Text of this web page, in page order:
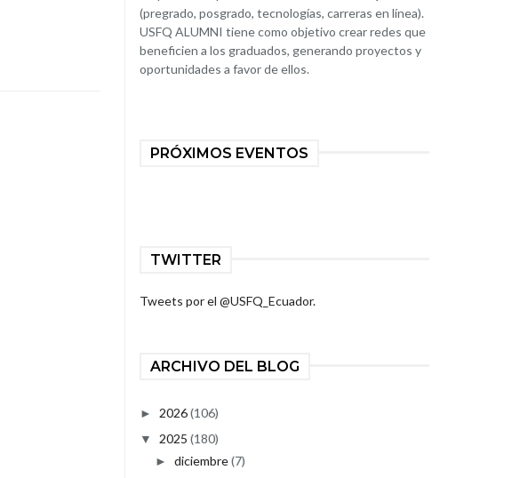
(pregrado, posgrado, tecnologías, carreras en línea).
USFQ ALUMNI tiene como objetivo crear redes que
beneficien a los graduados, generando proyectos y
oportunidades a favor de ellos.
PRÓXIMOS EVENTOS
TWITTER
Tweets por el @USFQ_Ecuador.
ARCHIVO DEL BLOG
► 2026(106)
▼ 2025 (180)
► diciembre(7)